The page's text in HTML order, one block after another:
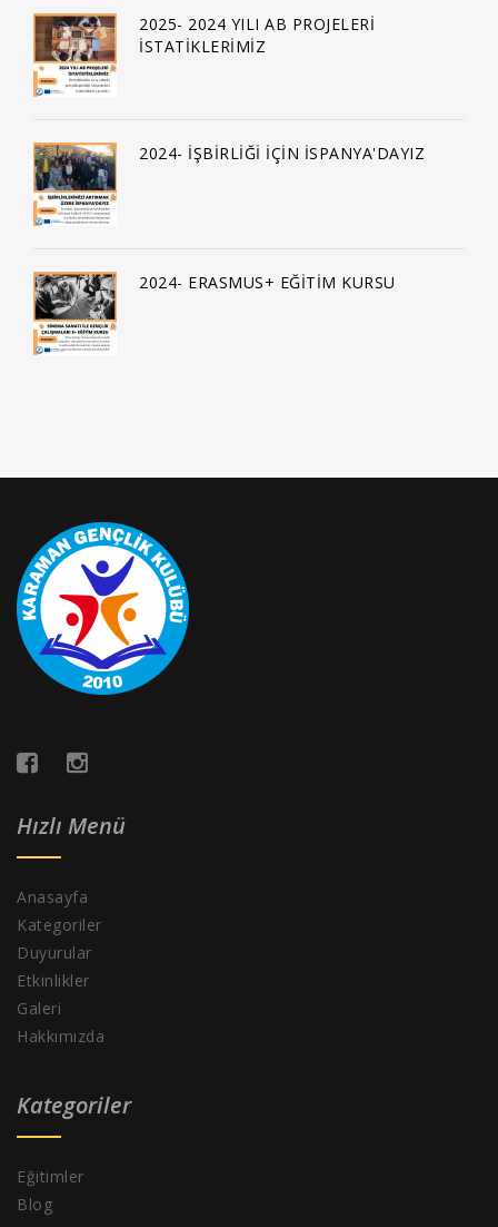
2025- 2024 YILI AB PROJELERİ
İSTATİKLERİMİZ
2024- İŞBİRLİĞİ İÇİN İSPANYA'DAYIZ
2024- ERASMUS+ EĞİTİM KURSU
Hızlı Menü
Anasayfa
Kategoriler
Duyurular
Etkinlikler
Galeri
Hakkımızda
Kategoriler
Eğitimler
Blog